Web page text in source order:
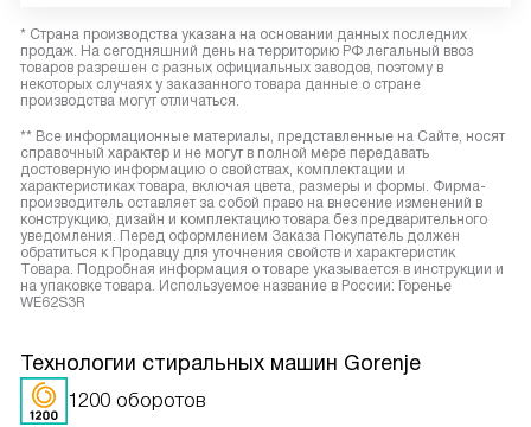
* Страна производства указана на основании данных последних
продаж. На сегодняшний день на территорию РФ легальный ввоз
товаров разрешен с разных официальных заводов, поэтому в
некоторых случаях у заказанного товара данные о стране
производства могут отличаться.
** Все информационные материалы, представленные на Сайте, носят
справочный характер и не могут в полной мере передавать
достоверную информацию о свойствах, комплектации и
характеристиках товара, включая цвета, размеры и формы. Фирма-
производитель оставляет за собой право на внесение изменений в
конструкцию, дизайн и комплектацию товара без предварительного
уведомления. Перед оформлением Заказа Покупатель должен
обратиться к Продавцу для уточнения свойств и характеристик
Товара. Подробная информация о товаре указывается в инструкции и
на упаковке товара. Используемое название в России: Горенье
WE62S3R
Технологии стиральных машин Gorenje
1200 оборотов